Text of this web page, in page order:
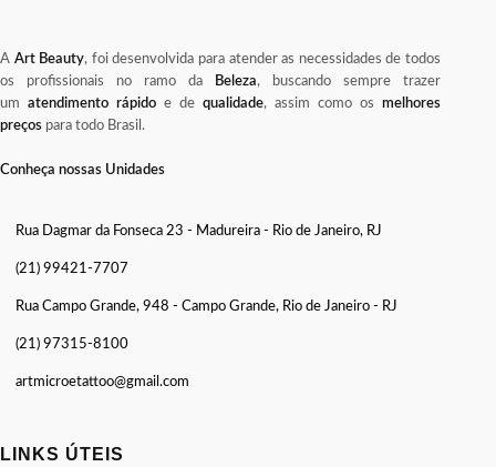
A Art Beauty, foi desenvolvida para atender as necessidades de todos
os profissionais no ramo da
Beleza, buscando sempre trazer
um atendimento rápido e de qualidade, assim como os melhores
preços para todo Brasil.
Conheça nossas Unidades
Rua Dagmar da Fonseca 23 - Madureira - Rio de Janeiro, RJ
(21) 99421-7707
Rua Campo Grande, 948 - Campo Grande, Rio de Janeiro - RJ
(21) 97315-8100
artmicroetattoo@gmail.com
LINKS ÚTEIS